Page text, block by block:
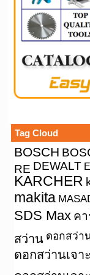
Tag Cloud
BOSCH
RE DEWALT
KARCHER
makita
SDS Max คา
สว่าน ดอกสว่า
ดอกสว่านเจา